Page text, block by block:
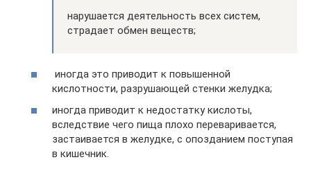
нарушается деятельность всех систем,
страдает обмен веществ;
иногда это приводит к повышенной
кислотности, разрушающей стенки желудка;
иногда приводит к недостатку кислоты,
вследствие чего пища плохо переваривается,
застаивается в желудке, с опозданием поступая
в кишечник.